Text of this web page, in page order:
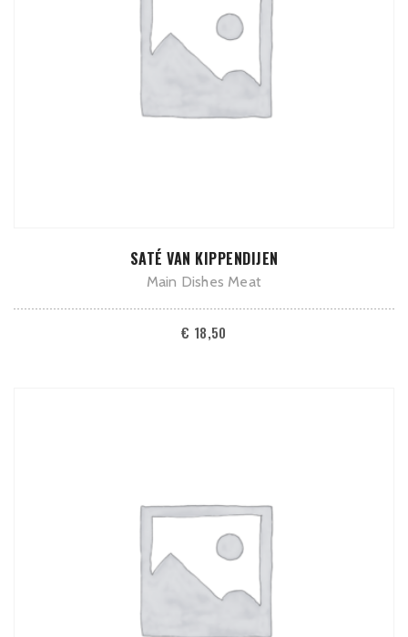
ADD TO CART
SATÉ VAN KIPPENDIJEN
Main Dishes Meat
€ 18,50